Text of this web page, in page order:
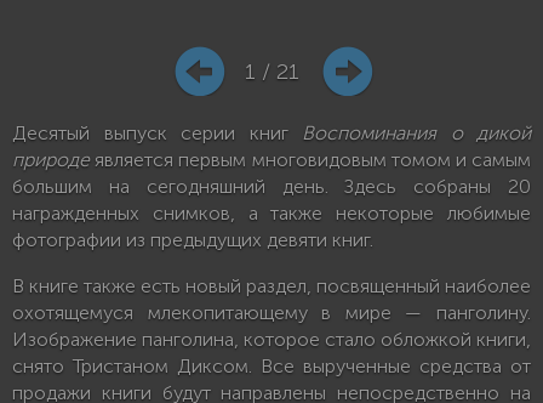
1 / 21
Десятый выпуск серии книг Воспоминания о дикой
природеявляется первым многовидовым томом и самым
большим на сегодняшний день. Здесь собраны 20
награжденных снимков, а также некоторые любимые
фотографии из предыдущих девяти книг.
В книге также есть новый раздел, посвященный наиболее
охотящемуся млекопитающему в мире — панголину.
Изображение панголина, которое стало обложкой книги,
снято Тристаном Диксом. Все вырученные средства от
продажи книги будут направлены непосредственно на